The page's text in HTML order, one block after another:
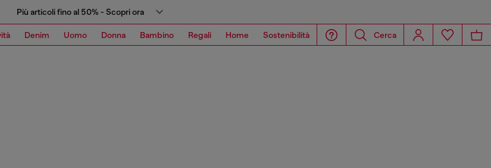
Più articoli fino al 50% - Scopri ora
Denim Uomo Donna Bambino Regali Home Sostenibilità Cerca